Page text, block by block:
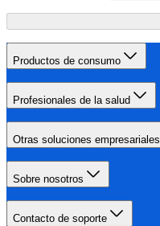
Productos de consumo
Profesionales de la salud
Otras soluciones empresariales
Sobre nosotros
Contacto de soporte